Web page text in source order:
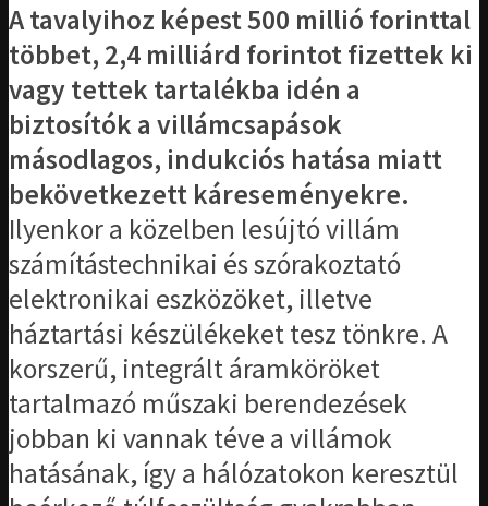
A tavalyihoz képest 500 millió forinttal
többet, 2,4 milliárd forintot fizettek ki
vagy tettek tartalékba idén a
biztosítók a villámcsapások
másodlagos, indukciós hatása miatt
bekövetkezett káreseményekre.
Ilyenkor a közelben lesújtó villám
számítástechnikai és szórakoztató
elektronikai eszközöket, illetve
háztartási készülékeket tesz tönkre. A
korszerű, integrált áramköröket
tartalmazó műszaki berendezések
jobban ki vannak téve a villámok
hatásának, így a hálózatokon keresztül